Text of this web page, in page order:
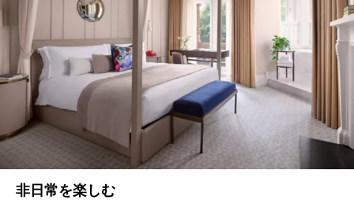
非日常を楽しむ